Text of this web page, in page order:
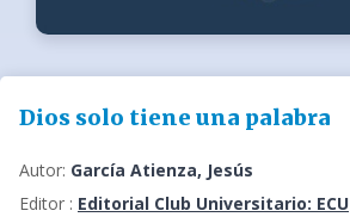
Dios solo tiene una palabra
Autor: García Atienza, Jesús
Editor : Editorial Club Universitario: ECU